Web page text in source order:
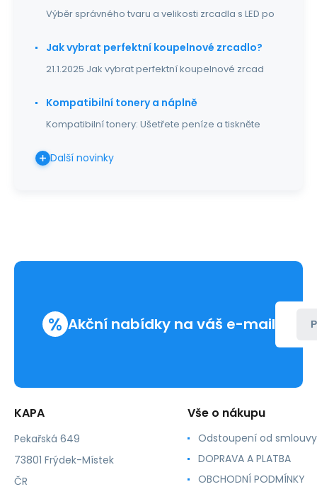
Výběr správného tvaru a velikosti zrcadla s LED po
Jak vybrat perfektní koupelnové zrcadlo?
21.1.2025 Jak vybrat perfektní koupelnové zrcad
Kompatibilní tonery a náplně
Kompatibilní tonery: Ušetřete peníze a tiskněte
Další novinky
% Akční nabídky na váš e-mail
KAPA
Pekařská 649
73801 Frýdek-Místek
ČR
Vše o nákupu
Odstoupení od smlouvy
DOPRAVA A PLATBA
OBCHODNÍ PODMÍNKY